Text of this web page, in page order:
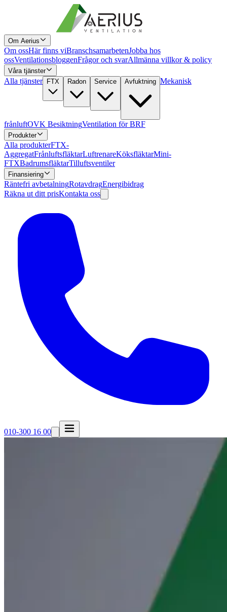
Om Aerius
Om ossHär finns viBranschsamarbetenJobba hos
ossVentilationsbloggenFrågor och svarAllmänna villkor & policy
Våra tjänster
Alla tjänster FTX Radon Service Avfuktning Mekanisk
frånluftOVK BesiktningVentilation för BRF
Produkter
Alla produkterFTX-
AggregatFrånluftsfläktarLuftrenareKöksfläktarMini-
FTXBadrumsfläktarTilluftsventiler
Finansiering
Räntefri avbetalningRotavdragEnergibidrag
Räkna ut ditt prisKontakta oss
010-300 16 00